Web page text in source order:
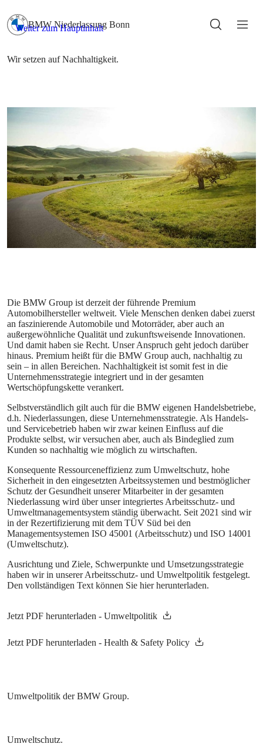
Die BMW Group ist derzeit der führende Premium
Automobilhersteller weltweit. Viele Menschen denken dabei zuerst
an faszinierende Automobile und Motorräder, aber auch an
außergewöhnliche Qualität und zukunftsweisende Innovationen.
Und damit haben sie Recht. Unser Anspruch geht jedoch darüber
hinaus. Premium heißt für die BMW Group auch, nachhaltig zu
sein – in allen Bereichen. Nachhaltigkeit ist somit fest in die
Unternehmensstrategie integriert und in der gesamten
Wertschöpfungskette verankert.
Selbstverständlich gilt auch für die BMW eigenen Handelsbetriebe,
d.h. Niederlassungen, diese Unternehmensstrategie. Als Handels-
und Servicebetrieb haben wir zwar keinen Einfluss auf die
Produkte selbst, wir versuchen aber, auch als Bindeglied zum
Kunden so nachhaltig wie möglich zu wirtschaften.
Konsequente Ressourceneffizienz zum Umweltschutz, hohe
Sicherheit in den eingesetzten Arbeitssystemen und bestmöglicher
Schutz der Gesundheit unserer Mitarbeiter in der gesamten
Niederlassung wird über unser integriertes Arbeitsschutz- und
Umweltmanagementsystem ständig überwacht. Seit 2021 sind wir
in der Rezertifizierung mit dem TÜV Süd bei den
Managementsystemen ISO 45001 (Arbeitsschutz) und ISO 14001
(Umweltschutz).
Ausrichtung und Ziele, Schwerpunkte und Umsetzungsstrategie
haben wir in unserer Arbeitsschutz- und Umweltpolitik festgelegt.
Den vollständigen Text können Sie hier herunterladen.